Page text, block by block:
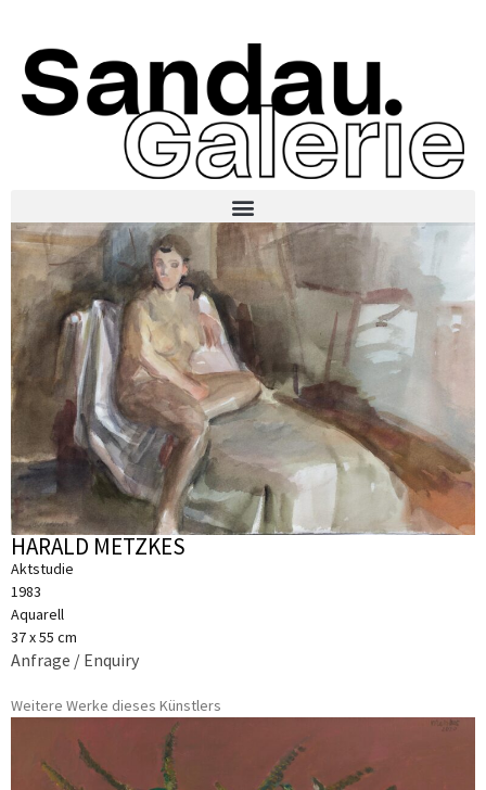
HARALD METZKES
Aktstudie
1983
Aquarell
37 x 55 cm
Anfrage / Enquiry
Weitere Werke dieses Künstlers